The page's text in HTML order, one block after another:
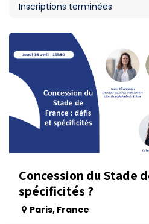
Inscriptions terminées
Concession du Stade
spécificités ?
Paris, France